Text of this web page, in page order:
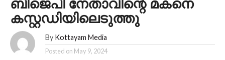
ബിജെപി നേതാവിന്റെ മകനെ
കസ്റ്റഡിയിലെടുത്തു
By Kottayam Media
Posted on May 9, 2024